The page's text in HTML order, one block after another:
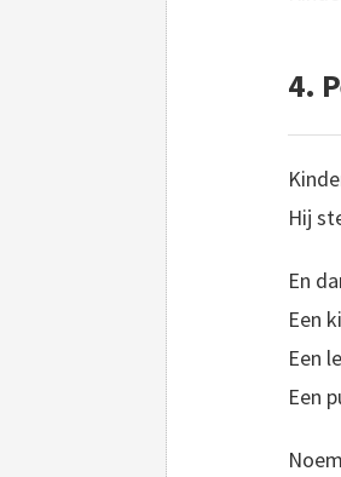
4.
Hij
En
Een
Een
Een